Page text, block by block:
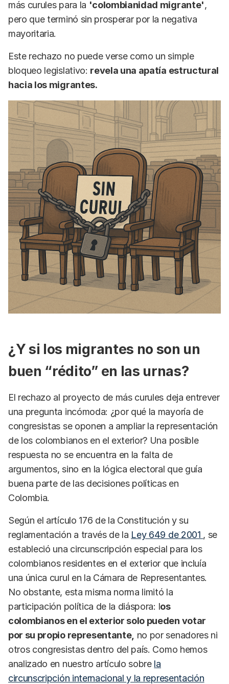
más curules para la 'colombianidad migrante',
pero que terminó sin prosperar por la negativa
mayoritaria.
Este rechazo no puede verse como un simple
bloqueo legislativo: revela una apatía estructural
hacia los migrantes.
¿Y si los migrantes no son un
buen “rédito” en las urnas?
El rechazo al proyecto de más curules deja entrever
una pregunta incómoda: ¿por qué la mayoría de
congresistas se oponen a ampliar la representación
de los colombianos en el exterior? Una posible
respuesta no se encuentra en la falta de
argumentos, sino en la lógica electoral que guía
buena parte de las decisiones políticas en
Colombia.
Según el artículo 176 de la Constitución y su
reglamentación a través de la Ley 649 de 2001 , se
estableció una circunscripción especial para los
colombianos residentes en el exterior que incluía
una única curul en la Cámara de Representantes.
No obstante, esta misma norma limitó la
participación política de la diáspora: los
colombianos en el exterior solo pueden votar
por su propio representante, no por senadores ni
otros congresistas dentro del país. Como hemos
analizado en nuestro artículo sobre la
circunscripción internacional y la representación